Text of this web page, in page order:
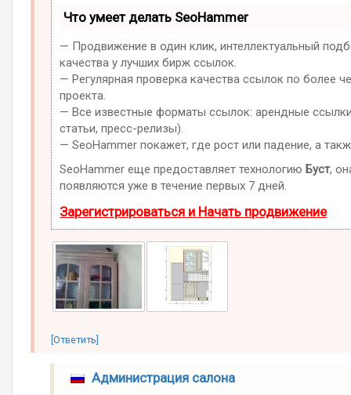
Что умеет делать SeoHammer
— Продвижение в один клик, интеллектуальный
качества у лучших бирж ссылок.
— Регулярная проверка качества ссылок по более
проекта.
— Все известные форматы ссылок: арендные
статьи, пресс-релизы).
— SeoHammer покажет, где рост или падение, а
SeoHammer еще предоставляет технологиюБуст,
появляются уже в течение первых 7 дней.
Зарегистрироваться и Начать продвижение
[Ответить]
Администрация салона